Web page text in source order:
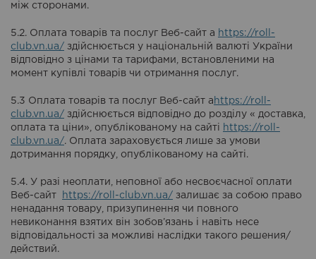
між сторонами.
5.2. Оплата товарів та послуг Веб-сайт а https://roll-
club.vn.ua/ здійснюється у національній валюті України
відповідно з цінами та тарифами, встановленими на
момент купівлі товарів чи отримання послуг.
5.3 Оплата товарів та послуг Веб-сайт а https://roll-
club.vn.ua/ здійснюється відповідно до розділу « доставка,
оплата та ціни», опублікованому на сайті https://roll-
club.vn.ua/. Оплата зараховується лише за умови
дотримання порядку, опублікованому на сайті.
5.4. У разі неоплати, неповної або несвоєчасної оплати
Веб-сайт
https://roll-club.vn.ua/ залишає за собою право
ненадання товару, призупинення чи повного
невиконання взятих він зобов’язань і навіть несе
відповідальності за можливі наслідки такого решения/
действий.